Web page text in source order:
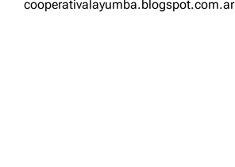
cooperativalayumba.blogspot.com.ar